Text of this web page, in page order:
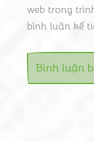
web trong
bình luận kế